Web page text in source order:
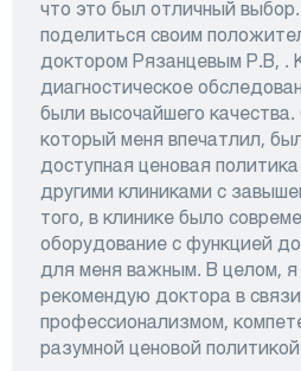
что это был отличный
поделиться своим
доктором Рязанцевым Р.В, .
диагностическое
были высочайшего
который меня впечатлил,
доступная ценовая
другими клиниками с
того, в клинике было
оборудование с функцией
для меня важным. В целом, я
рекомендую доктора в связи
профессионализмом,
разумной ценовой